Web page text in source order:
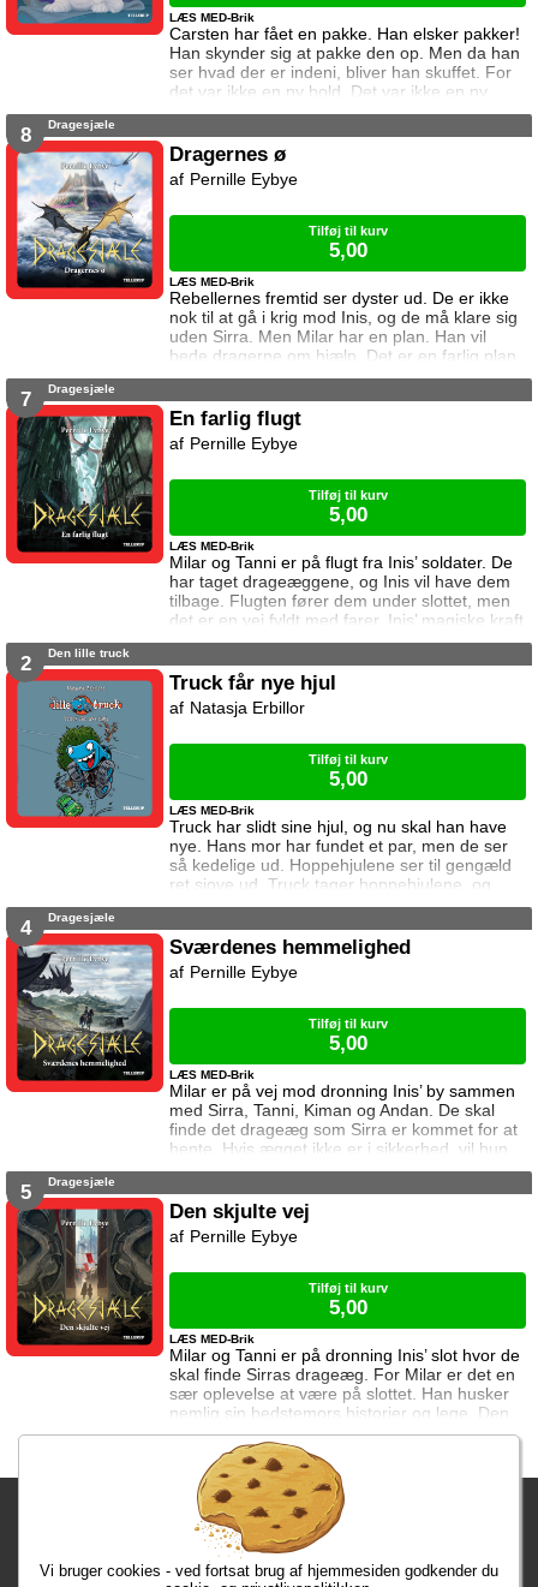
Carsten har fået en pakke. Han elsker pakker!
Han skynder sig at pakke den op. Men da han
ser hvad der er indeni, bliver han skuffet. For
det var ikke en ny bold. Det var ikke en ny
bamse. Og det var bestemt ikke snacks. Det
sig en hvalp. a
href="https://tellerup.com/bog/4916/"Denne
titel findes også i LIX 8!/a
LÆS MED-Brik
8 Dragesjæle
Dragernes ø
Rebellernes fremtid ser dyster ud. De er ikke
nok til at gå i krig mod Inis, og de må klare sig
uden Sirra. Men Milar har en plan. Han vil
bede dragerne om hjælp. Det er en farlig plan,
for dragerne stoler ikke på mennesker.
LÆS MED-Brik
Pernille Eybye
Tilføj til kurv
5,00
7 Dragesjæle
En farlig flugt
Milar og Tanni er på flugt fra Inis’ soldater. De
har taget drageæggene, og Inis vil have dem
tilbage. Flugten fører dem under slottet, men
det er en vej fyldt med farer. Inis’ magiske kraft
kan koste dem livet, og én må ofre alt.
LÆS MED-Brik
Pernille Eybye
Tilføj til kurv
5,00
2 Den lille truck
Truck får nye hjul
Truck har slidt sine hjul, og nu skal han have
nye. Hans mor har fundet et par, men de ser
så kedelige ud. Hoppehjulene ser til gengæld
ret sjove ud. Truck tager hoppehjulene, og
hans mor ved det ikke. Men måske er Trucks
LÆS MED-Brik
Natasja Erbillor
Tilføj til kurv
5,00
4 Dragesjæle
Sværdenes hemmelighed
Milar er på vej mod dronning Inis’ by sammen
med Sirra, Tanni, Kiman og Andan. De skal
finde det drageæg som Sirra er kommet for at
hente. Hvis ægget ikke er i sikkerhed, vil hun
ikke hjælpe dem. Rejsen er ikke uden farer, og
og sine venner.
LÆS MED-Brik
Pernille Eybye
Tilføj til kurv
5,00
5 Dragesjæle
Den skjulte vej
Milar og Tanni er på dronning Inis’ slot hvor de
skal finde Sirras drageæg. For Milar er det en
sær oplevelse at være på slottet. Han husker
nemlig sin bedstemors historier og lege. Den
viden kan han måske bruge til at finde ægget.
Men der lurer mange farer bag slottets mure.
LÆS MED-Brik
Pernille Eybye
Tilføj til kurv
5,00
Fragtgebyret er DKK 59,95 • Fragtgebyret bortfalder ved køb over
DKK 299,00
Bestiller du inden kl. 13:00 har du dine varer i morgen!
Vi bruger cookies - ved fortsat brug af hjemmesiden godkender du